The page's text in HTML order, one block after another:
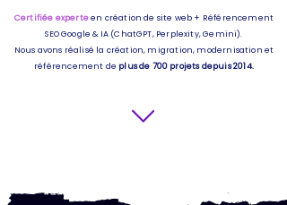
Certifiée experteen création de site web + Référencement
SEO Google & IA (ChatGPT, Perplexity, Gemini).
Nous avons réalisé la création, migration, modernisation et
référencement de plus de 700 projets depuis 2014.